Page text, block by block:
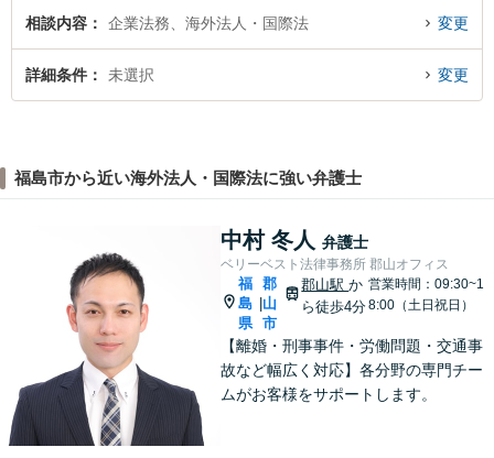
相談内容 企業法務、海外法人・国際法 変更
詳細条件 未選択 変更
福島市から近い海外法人・国際法に強い弁護士
中村 冬人 弁護士
ベリーベスト法律事務所 郡山オフィス
福
島
県
郡
山
市
郡山駅か
ら徒歩4分
営業時間：09:30~1
8:00（土日祝日）
【離婚・刑事事件・労働問題・交通事
故など幅広く対応】各分野の専門チー
ムがお客様をサポートします。